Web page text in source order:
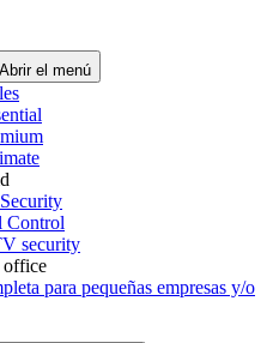
Abrir el menú
Control
security
office
para pequeñas empresas y/o